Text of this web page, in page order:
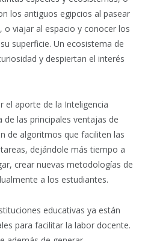
los antiguos egipcios al pasear
o viajar al espacio y conocer los
superficie. Un ecosistema de
y despiertan el interés
el aporte de la Inteligencia
de las principales ventajas de
de algoritmos que faciliten las
dejándole más tiempo a
crear nuevas metodologías de
a los estudiantes.
educativas ya están
para facilitar la labor docente.